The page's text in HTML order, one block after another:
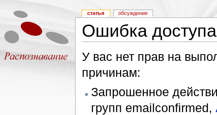
Ошибка доступа
У вас нет прав на
причинам:
Запрошенное
групп emailconfirmed,
статья обсуждение